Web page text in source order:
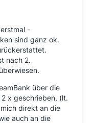
-
sind ganz ok.
nach 2.
über die
x geschrieben, (lt.
direkt an die
auch an die